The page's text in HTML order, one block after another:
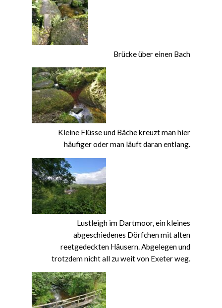
Brücke über einen Bach
Kleine Flüsse und Bäche kreuzt man hier
häufiger oder man läuft daran entlang.
Lustleigh im Dartmoor, ein kleines
abgeschiedenes Dörfchen mit alten
reetgedeckten Häusern. Abgelegen und
trotzdem nicht all zu weit von Exeter weg.